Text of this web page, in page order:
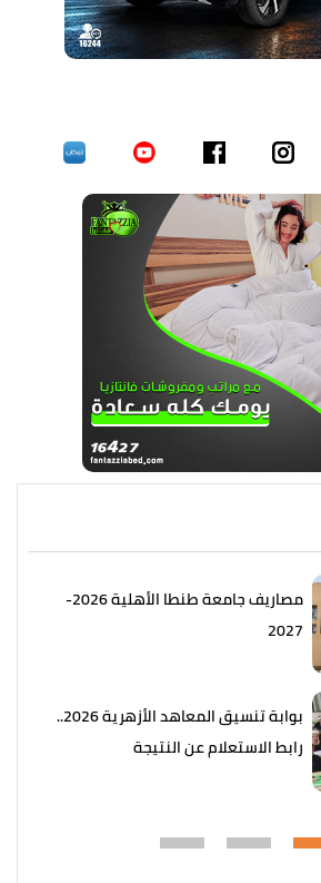
مصاريف جامعة طنطا الأهلية 2026-
2027
بوابة تنسيق المعاهد الأزهرية 2026..
رابط الاستعلام عن النتيجة